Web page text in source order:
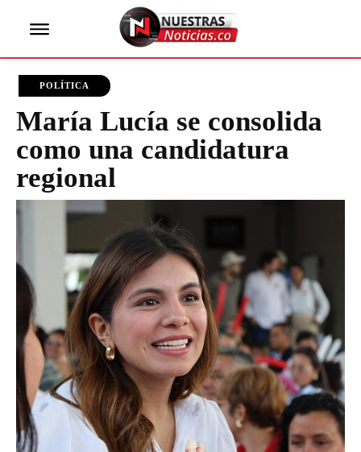
POLÍTICA
María Lucía se consolida
como una candidatura
regional